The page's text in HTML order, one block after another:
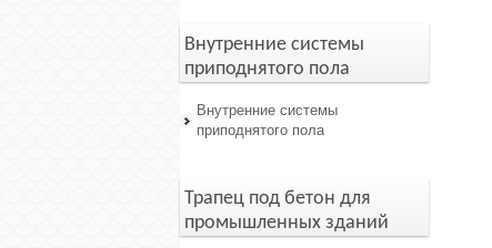
Внутренние системы
приподнятого пола
Внутренние системы
приподнятого пола
Трапец под бетон для
промышленных зданий